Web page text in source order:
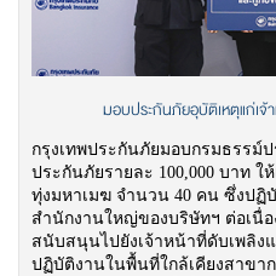
มอบประกันภัยอุบัติเหตุแก่เจ้
กรุงเทพประกันภัยมอบกรมธรร
ประกันภัยรายละ 100,000 บาท ใ
ทุ่งมหาเมฆ จำนวน 40 คน ซึ่งปฏิ
สำนักงานใหญ่ของบริษัทฯ ต่อเนื่
สนับสนุนไปยังเจ้าหน้าที่ดับเพลิง
ปฏิบัติงานในพื้นที่ใกล้เคียงสาขา